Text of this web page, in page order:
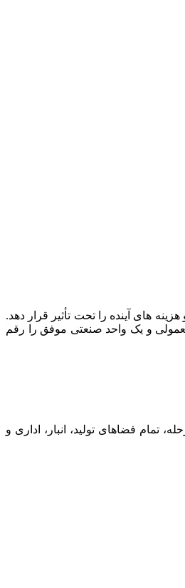
های آینده را تحت تأثیر قرار دهد.
و یک واحد صنعتی موفق را رقم
فضاهای تولید، انبار، اداری و